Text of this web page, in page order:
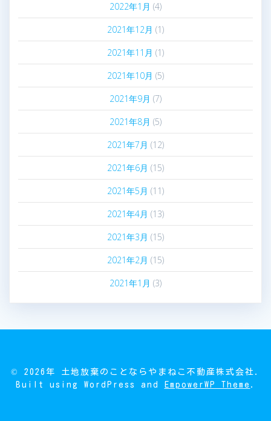
2022年1月 (4)
2021年12月 (1)
2021年11月 (1)
2021年10月 (5)
2021年9月 (7)
2021年8月 (5)
2021年7月 (12)
2021年6月 (15)
2021年5月 (11)
2021年4月 (13)
2021年3月 (15)
2021年2月 (15)
2021年1月 (3)
© 2026年 土地放棄のことならやまねこ不動産株式会社.
Built using WordPress and
EmpowerWP Theme .